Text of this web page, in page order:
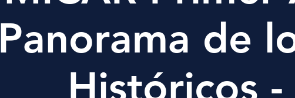
Panorama de
Históricos -